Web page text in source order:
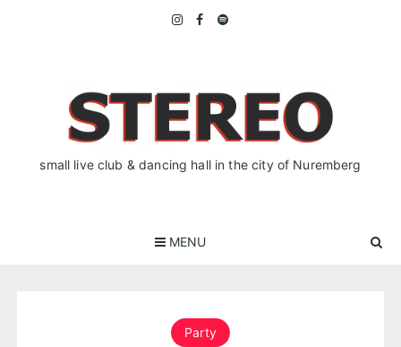
small live club & dancing hall in the city of Nuremberg
MENU
Party